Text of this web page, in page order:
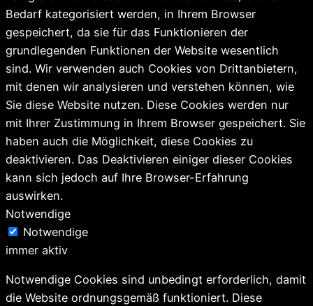
Bedarf kategorisiert werden, in Ihrem Browser
gespeichert, da sie für das Funktionieren der
grundlegenden Funktionen der Website wesentlich
sind. Wir verwenden auch Cookies von Drittanbietern,
mit denen wir analysieren und verstehen können, wie
Sie diese Website nutzen. Diese Cookies werden nur
mit Ihrer Zustimmung in Ihrem Browser gespeichert. Sie
haben auch die Möglichkeit, diese Cookies zu
deaktivieren. Das Deaktivieren einiger dieser Cookies
kann sich jedoch auf Ihre Browser-Erfahrung
auswirken.
Notwendige
Notwendige
immer aktiv
Notwendige Cookies sind unbedingt erforderlich, damit
die Website ordnungsgemäß funktioniert. Diese